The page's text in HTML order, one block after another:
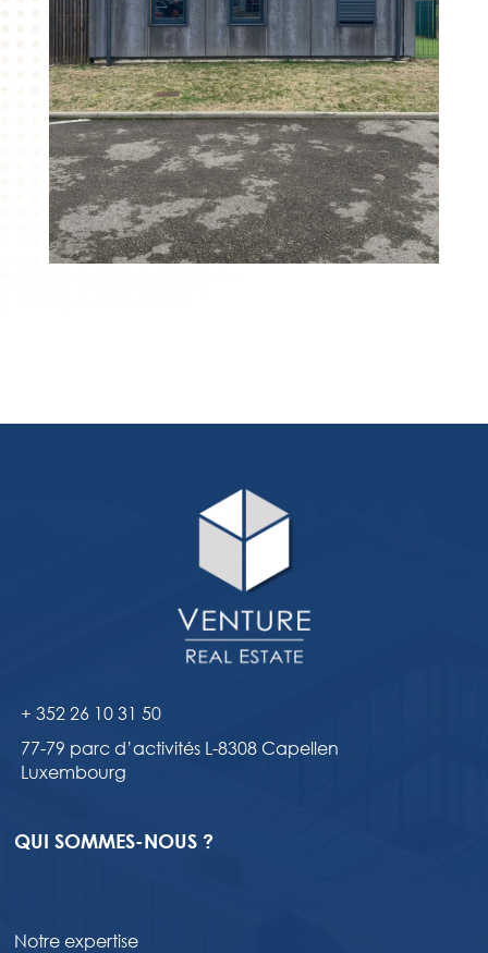
+ 352 26 10 31 50
77-79 parc d’activités L-8308 Capellen
Luxembourg
QUI SOMMES-NOUS ?
Notre expertise